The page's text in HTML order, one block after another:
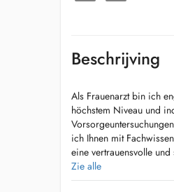
Beschrijving
Als Frauenarzt bin ich
höchstem Niveau und
ich Ihnen mit
eine vertrauensvolle
Anliegen und Fragen mit
Zie alle